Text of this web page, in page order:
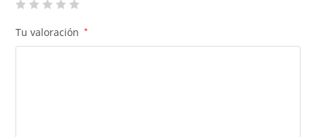
Tu valoración *